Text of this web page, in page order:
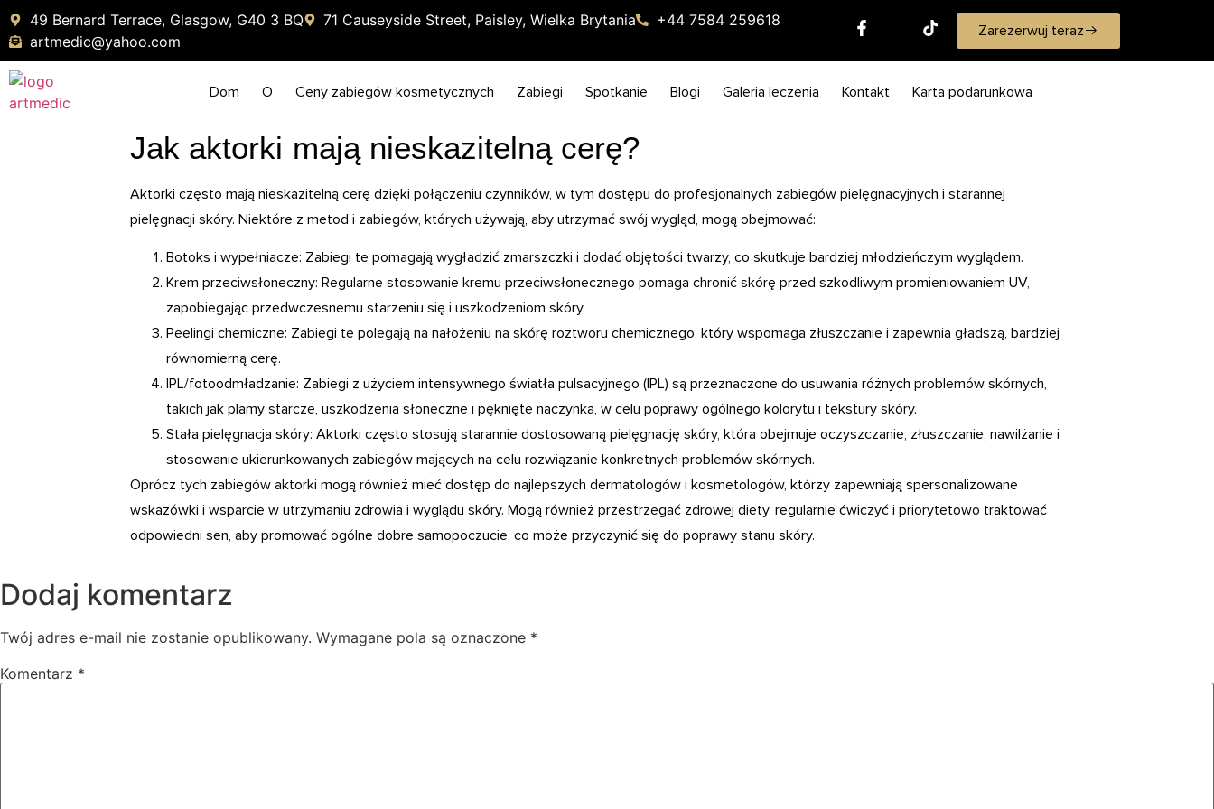
49 Bernard Terrace, Glasgow, G40 3 BQ 71 Causeyside Street, Paisley, Wielka Brytania
+44 7584 259618
artmedic@yahoo.com
Zarezerwuj teraz
Dom O Ceny zabiegów kosmetycznych Zabiegi Spotkanie Blogi Galeria leczenia Kontakt Karta podarunkowa
Jak aktorki mają nieskazitelną cerę?
Aktorki często mają nieskazitelną cerę dzięki połączeniu czynników, w tym dostępu do profesjonalnych zabiegów pielęgnacyjnych i starannej
pielęgnacji skóry. Niektóre z metod i zabiegów, których używają, aby utrzymać swój wygląd, mogą obejmować:
Botoks i wypełniacze: Zabiegi te pomagają wygładzić zmarszczki i dodać objętości twarzy, co skutkuje bardziej młodzieńczym wyglądem.
Krem przeciwsłoneczny: Regularne stosowanie kremu przeciwsłonecznego pomaga chronić skórę przed szkodliwym promieniowaniem UV,
zapobiegając przedwczesnemu starzeniu się i uszkodzeniom skóry.
Peelingi chemiczne: Zabiegi te polegają na nałożeniu na skórę roztworu chemicznego, który wspomaga złuszczanie i zapewnia gładszą, bardziej
równomierną cerę.
IPL/fotoodmładzanie: Zabiegi z użyciem intensywnego światła pulsacyjnego (IPL) są przeznaczone do usuwania różnych problemów skórnych,
takich jak plamy starcze, uszkodzenia słoneczne i pęknięte naczynka, w celu poprawy ogólnego kolorytu i tekstury skóry.
Stała pielęgnacja skóry: Aktorki często stosują starannie dostosowaną pielęgnację skóry, która obejmuje oczyszczanie, złuszczanie, nawilżanie i
stosowanie ukierunkowanych zabiegów mających na celu rozwiązanie konkretnych problemów skórnych.
Oprócz tych zabiegów aktorki mogą również mieć dostęp do najlepszych dermatologów i kosmetologów, którzy zapewniają spersonalizowane
wskazówki i wsparcie w utrzymaniu zdrowia i wyglądu skóry. Mogą również przestrzegać zdrowej diety, regularnie ćwiczyć i priorytetowo traktować
odpowiedni sen, aby promować ogólne dobre samopoczucie, co może przyczynić się do poprawy stanu skóry.
Dodaj komentarz
Twój adres e-mail nie zostanie opublikowany. Wymagane pola są oznaczone *
Komentarz *